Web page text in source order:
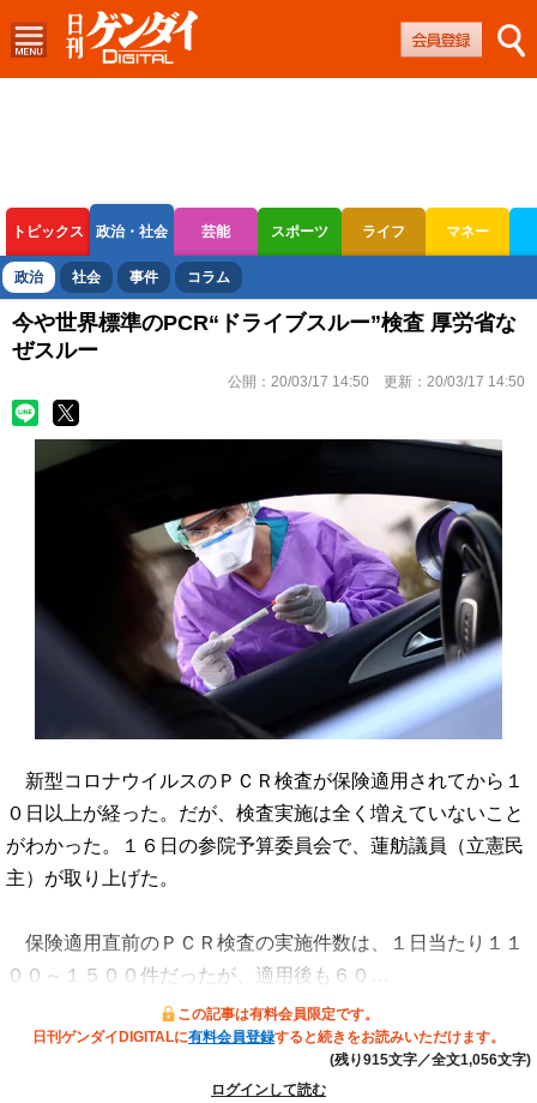
トピックス 政治・社会 芸能 スポーツ ライフ マネー
ボートレース 競輪 オートレース
政治 社会 事件 コラム
今や世界標準のPCR“ドライブスルー”検査 厚労省な
ぜスルー
公開： 20/03/17 14:50 更新： 20/03/17 14:50
新型コロナウイルスのＰＣＲ検査が保険適用されてから１
０日以上が経った。だが、検査実施は全く増えていないこと
がわかった。１６日の参院予算委員会で、蓮舫議員（立憲民
主）が取り上げた。
保険適用直前のＰＣＲ検査の実施件数は、１日当たり１１
００～１５００件だったが、適用後も６０…
この記事は有料会員限定です。
日刊ゲンダイDIGITALに有料会員登録すると続きをお読みいただけます。
(残り915文字／全文1,056文字)
ログインして読む